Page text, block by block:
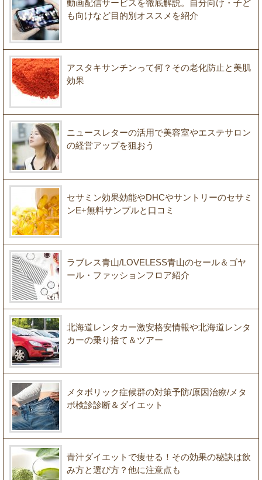
動画配信サービスを徹底解説。自分向け・子ど
も向けなど目的別オススメを紹介
アスタキサンチンって何？その老化防止と美肌
効果
ニュースレターの活用で美容室やエステサロン
の経営アップを狙おう
セサミン効果効能やDHCやサントリーのセサミ
ンE+無料サンプルと口コミ
ラブレス青山/LOVELESS青山のセール＆ゴヤ
ール・ファッションフロア紹介
北海道レンタカー激安格安情報や北海道レンタ
カーの乗り捨て＆ツアー
メタボリック症候群の対策予防/原因治療/メタ
ボ検診診断＆ダイエット
青汁ダイエットで痩せる！その効果の秘訣は飲
み方と選び方？他に注意点も